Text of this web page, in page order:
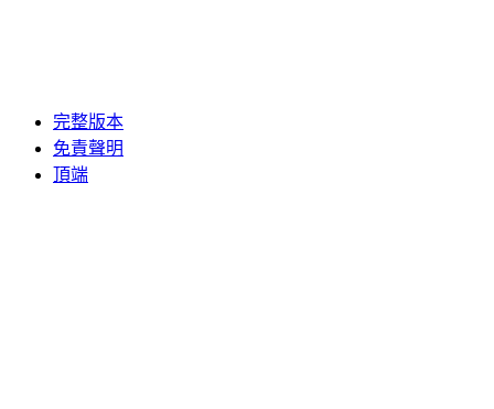
完整版本
免責聲明
頂端